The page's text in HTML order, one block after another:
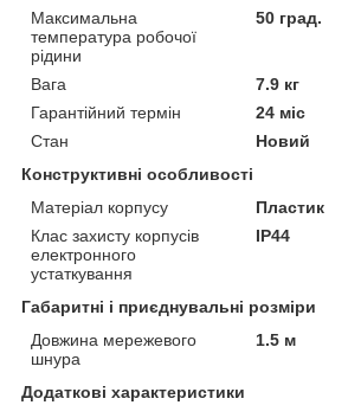
Максимальна
температура робочої
рідини
50 град.
Вага
7.9 кг
Гарантійний термін
24 міс
Стан
Новий
Конструктивні особливості
Матеріал корпусу
Пластик
Клас захисту корпусів
електронного
устаткування
IP44
Габаритні і приєднувальні розміри
Довжина мережевого
шнура
1.5 м
Додаткові характеристики